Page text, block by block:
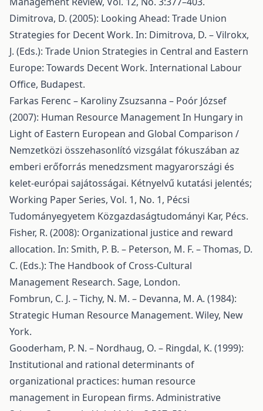
Dimitrova, D. (2005): Looking Ahead: Trade Union
Strategies for Decent Work. In: Dimitrova, D. – Vilrokx,
J. (Eds.): Trade Union Strategies in Central and Eastern
Europe: Towards Decent Work. International Labour
Office, Budapest.
Farkas Ferenc – Karoliny Zsuzsanna – Poór József
(2007): Human Resource Management In Hungary in
Light of Eastern European and Global Comparison /
Nemzetközi összehasonlító vizsgálat fókuszában az
emberi erőforrás menedzsment magyarországi és
kelet-európai sajátosságai. Kétnyelvű kutatási jelentés;
Working Paper Series, Vol. 1, No. 1, Pécsi
Tudományegyetem Közgazdaságtudományi Kar, Pécs.
Fisher, R. (2008): Organizational justice and reward
allocation. In: Smith, P. B. – Peterson, M. F. – Thomas, D.
C. (Eds.): The Handbook of Cross-Cultural
Management Research. Sage, London.
Fombrun, C. J. – Tichy, N. M. – Devanna, M. A. (1984):
Strategic Human Resource Management. Wiley, New
York.
Gooderham, P. N. – Nordhaug, O. – Ringdal, K. (1999):
Institutional and rational determinants of
organizational practices: human resource
management in European firms. Administrative